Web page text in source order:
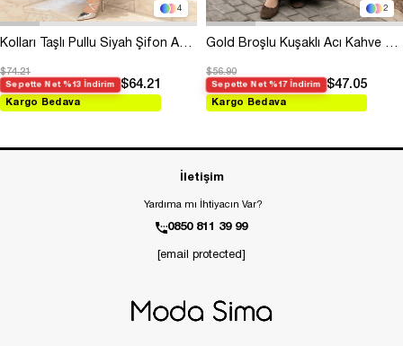
4
Kolları Taşlı Pullu Siyah Şifon Abiye
$74.21
Sepette Net %13 İndirim $64.21
Kargo Bedava
2
Gold Broşlu Kuşaklı Acı Kahve Modal Elbise
$56.90
Sepette Net %17 İndirim $47.05
Kargo Bedava
İletişim
Yardıma mı İhtiyacın Var?
0850 811 39 99
[email protected]